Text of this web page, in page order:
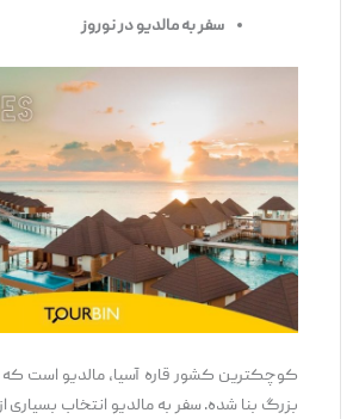
سفر به مالدیو در نوروز
کوچکترین کشور قاره آسیا، مالدیو است که
بزرگ بنا شده. سفر به مالدیو انتخاب بسیاری